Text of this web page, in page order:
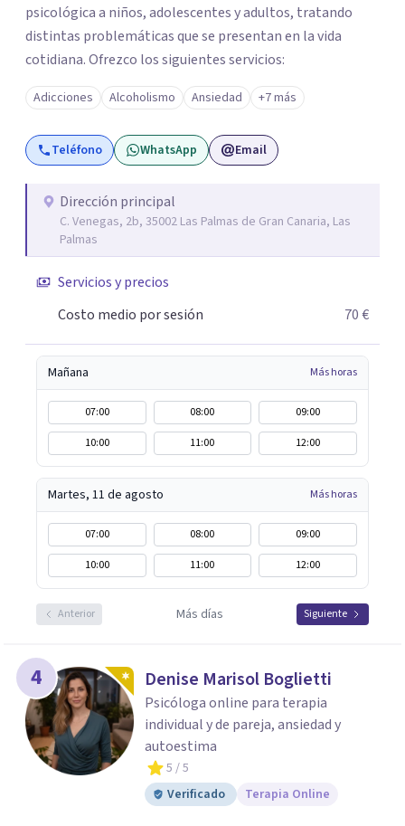
psicológica a niños, adolescentes y adultos, tratando
distintas problemáticas que se presentan en la vida
cotidiana. Ofrezco los siguientes servicios:
Adicciones Alcoholismo Ansiedad +7 más
Teléfono WhatsApp Email
Dirección principal
C. Venegas, 2b, 35002 Las Palmas de Gran Canaria, Las
Palmas
Servicios y precios
Costo medio por sesión
70 €
Mañana Más horas
07:00 08:00
09:00
10:00
11:00 12:00
Martes, 11 de agosto Más horas
07:00 08:00
09:00
10:00
11:00 12:00
Anterior Más días Siguiente
4 Denise Marisol Boglietti
Psicóloga online para terapia
individual y de pareja, ansiedad y
autoestima
5 / 5
Verificado
Terapia Online